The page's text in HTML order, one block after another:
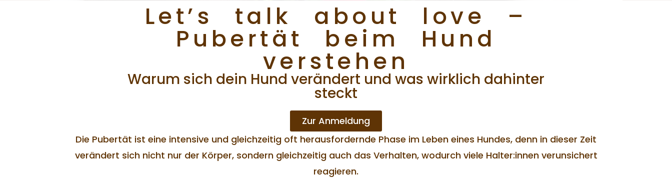
Let’s talk about love –
Pubertät beim Hund
verstehen
Warum sich dein Hund verändert und was wirklich dahinter
steckt
Zur Anmeldung
Die Pubertät ist eine intensive und gleichzeitig oft herausfordernde Phase im Leben eines Hundes, denn in dieser Zeit
verändert sich nicht nur der Körper, sondern gleichzeitig auch das Verhalten, wodurch viele Halter:innen verunsichert
reagieren.